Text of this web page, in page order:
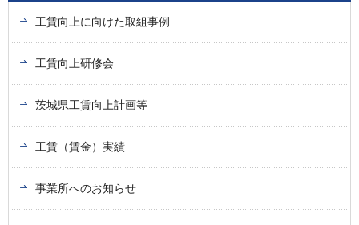
工賃向上に向けた取組事例
工賃向上研修会
茨城県工賃向上計画等
工賃（賃金）実績
事業所へのお知らせ